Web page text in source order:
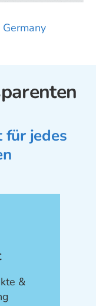
für jedes
&